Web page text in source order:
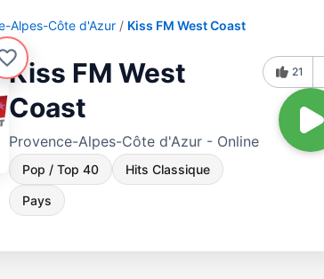
Alpes-Côte d'Azur Kiss FM West Coast
Kiss FM West
Coast
Provence-Alpes-Côte d'Azur - Online
Pop / Top 40 Hits Classique
Pays
21